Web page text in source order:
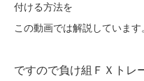
付ける方法を
この動画では解説しています
ですので負け組ＦＸトレ